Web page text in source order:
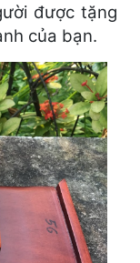
được tặng
của bạn.